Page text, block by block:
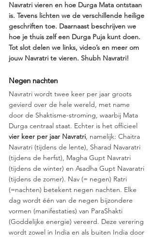
Navratri vieren en hoe Durga Mata ontstaan
is. Tevens lichten we de verschillende heilige
geschriften toe. Daarnaast beschrijven we
hoe je thuis zelf een Durga Puja kunt doen.
Tot slot delen we links, video’s en meer om
jouw Navratri te vieren. Shubh Navratri!
Negen nachten
Navratri wordt twee keer per jaar groots
gevierd over de hele wereld, met name
door de Shaktisme-stroming, waarbij Mata
Durga centraal staat. Echter is het officieel
vier keer per jaar Navratri, namelijk: Chaitra
Navratri (tijdens de lente), Sharad Navaratri
(tijdens de herfst), Magha Gupt Navratri
(tijdens de winter) en Asadha Gupt Navaratri
(tijdens de zomer). Nav (= negen) Ratri
(=nachten) betekent negen nachten. Elke
dag wordt één van de negen bijzondere
vormen (manifestaties) van ParaShakti
(Goddelijke energie) vereerd. Deze verering
wordt zowel in India en als buiten India door